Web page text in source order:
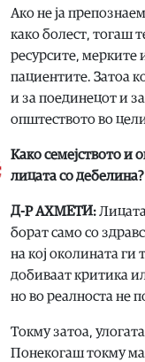
Ако не ја
како болест, тогаш
ресурсите,
пациентите. Затоа
и за поединецот и
општеството во
Како семејството и
лицата со дебелина?
Д-Р АХМЕТИ:
борат само со
на кој околината
добиваат критика
но во реалноста не
Токму затоа,
Понекогаш токму